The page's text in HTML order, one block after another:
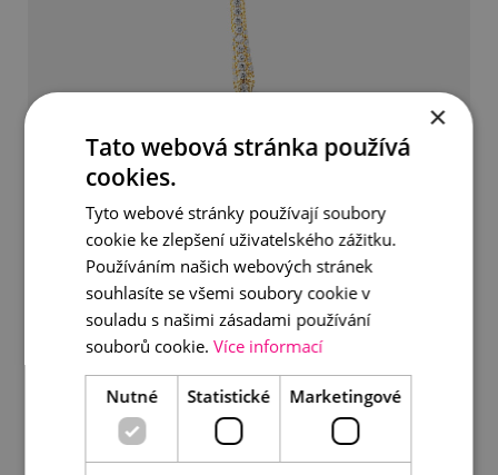
Brož květ 2v1
990 Kč
DETAIL DO KOŠÍKU
×
Tato webová stránka používá
cookies.
Tyto webové stránky používají soubory
cookie ke zlepšení uživatelského zážitku.
Používáním našich webových stránek
souhlasíte se všemi soubory cookie v
souladu s našimi zásadami používání
souborů cookie. Více informací
Nutné Statistické Marketingové